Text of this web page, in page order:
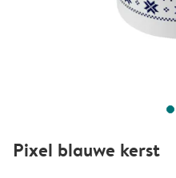
Pixel blauwe kerst